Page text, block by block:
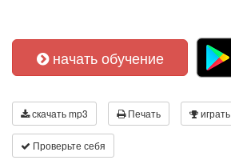
начать обучение
скачать mp3 Печать играть
Проверьте себя